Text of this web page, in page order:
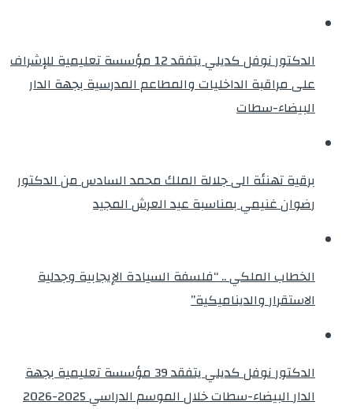
الدكتور نوفل كديلي يتفقد 12 مؤسسة تعليمية للإشراف
على مراقبة الداخليات والمطاعم المدرسية بجهة الدار
البيضاء-سطات
برقية تهنئة الى جلالة الملك محمد السادس من الدكتور
رضوان غنيمي بمناسبة عيد العرش المجيد
الخطاب الملكي .. “فلسفة السيادة الإيجابية وجدلية
الاستقرار والديناميكية”
الدكتور نوفل كديلي يتفقد 39 مؤسسة تعليمية بجهة
الدار البيضاء-سطات خلال الموسم الدراسي 2025-2026